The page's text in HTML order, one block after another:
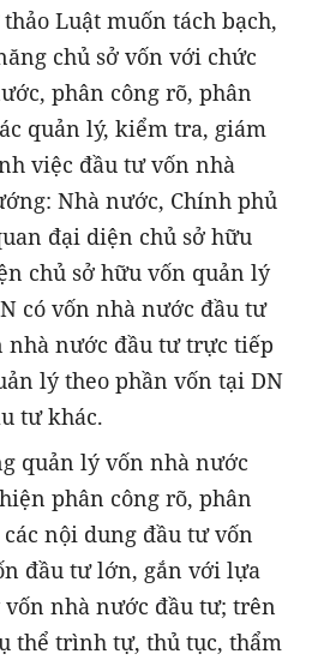
Luật muốn tách bạch,
chủ sở vốn với chức
phân công rõ, phân
quản lý, kiểm tra, giám
việc đầu tư vốn nhà
Nhà nước, Chính phủ
đại diện chủ sở hữu
chủ sở hữu vốn quản lý
có vốn nhà nước đầu tư
nhà nước đầu tư trực tiếp
lý theo phần vốn tại DN
tư khác.
quản lý vốn nhà nước
phân công rõ, phân
nội dung đầu tư vốn
đầu tư lớn, gắn với lựa
nhà nước đầu tư; trên
thể trình tự, thủ tục, thẩm